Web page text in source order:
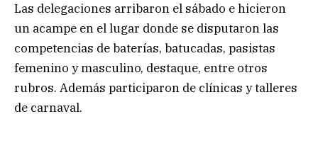
Las delegaciones arribaron el sábado e hicieron
un acampe en el lugar donde se disputaron las
competencias de baterías, batucadas, pasistas
femenino y masculino, destaque, entre otros
rubros. Además participaron de clínicas y talleres
de carnaval.